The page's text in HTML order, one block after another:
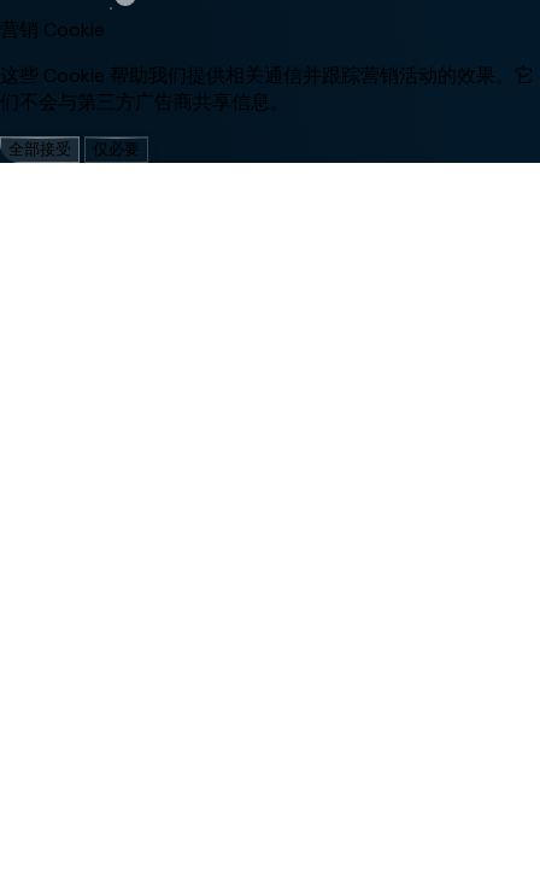
营销 Cookie
这些 Cookie 帮助我们提供相关通信并跟踪营销活动的效果。它
们不会与第三方广告商共享信息。
全部接受 仅必要